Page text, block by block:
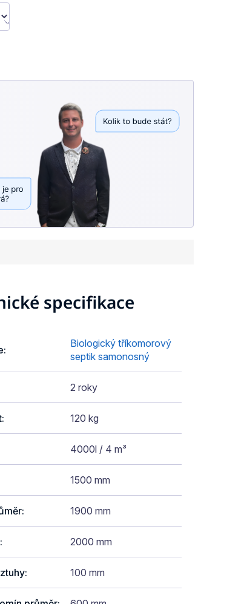
specifikace
:
Biologický tříkomorový
septik samonosný
2 roky
: 120 kg
4000l / 4 m³
1500 mm
: 1900 mm
: 2000 mm
: 100 mm